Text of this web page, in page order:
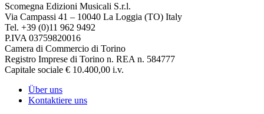
Scomegna Edizioni Musicali S.r.l.
Via Campassi 41 – 10040 La Loggia (TO) Italy
Tel. +39 (0)11 962 9492
P.IVA 03759820016
Camera di Commercio di Torino
Registro Imprese di Torino n. REA n. 584777
Capitale sociale € 10.400,00 i.v.
Über uns
Kontaktiere uns